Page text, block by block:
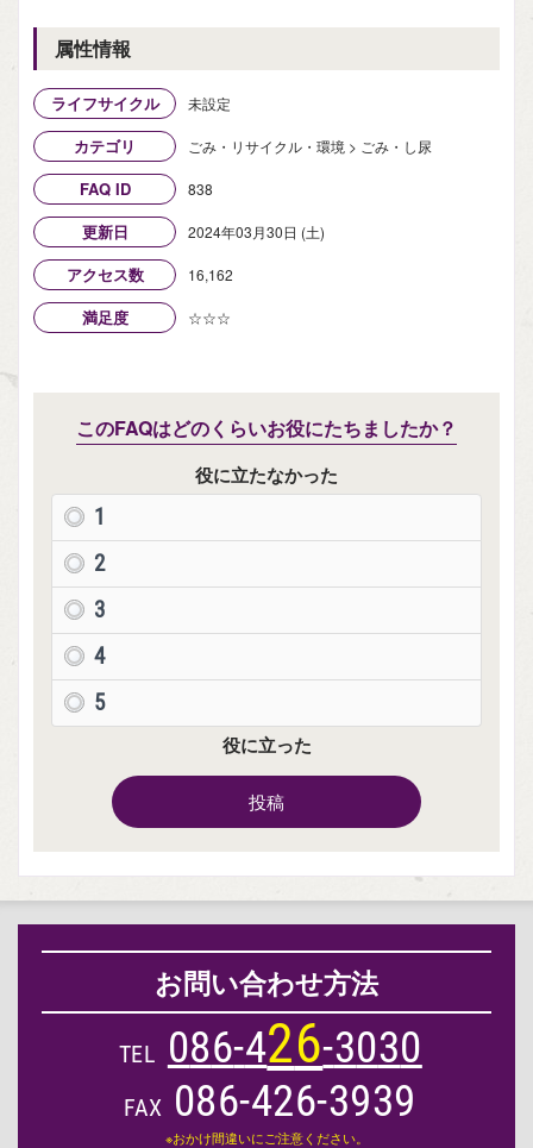
属性情報
ライフサイクル 未設定
カテゴリ ごみ・リサイクル・環境 > ごみ・し尿
FAQ ID 838
更新日 2024年03月30日 (土)
アクセス数 16,162
満足度 ☆☆☆
このFAQはどのくらいお役にたちましたか？
役に立たなかった
1
2
3
4
5
役に立った
投稿
お問い合わせ方法
TEL 086-426-3030
FAX 086-426-3939
※おかけ間違いにご注意ください。